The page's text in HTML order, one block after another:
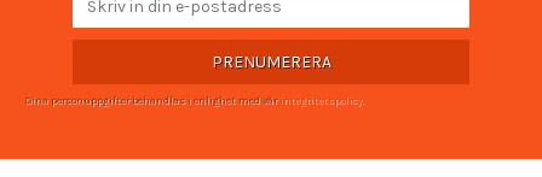
PRENUMERERA
Dina personuppgifter behandlas i enlighet med vår integritetspolicy.